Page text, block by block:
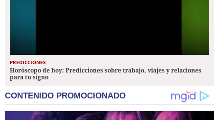
PREDICCIONES
Horóscopo de hoy: Predicciones sobre trabajo, viajes y relaciones
para tu signo
CONTENIDO PROMOCIONADO